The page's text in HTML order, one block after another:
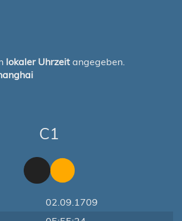
lokaler Uhrzeit angegeben.
C1
02.09.1709